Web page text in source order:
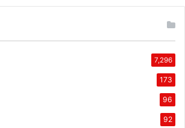
7,296
173
96
92